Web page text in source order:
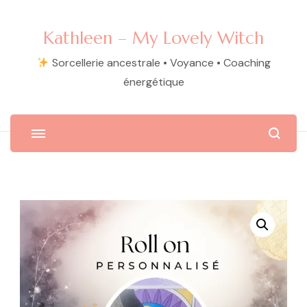
Kathleen – My Lovely Witch
Sorcellerie ancestrale • Voyance • Coaching
énergétique